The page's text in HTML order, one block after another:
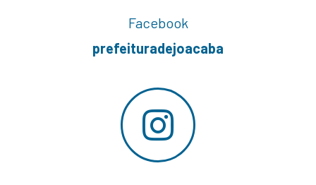
Facebook
prefeituradejoacaba